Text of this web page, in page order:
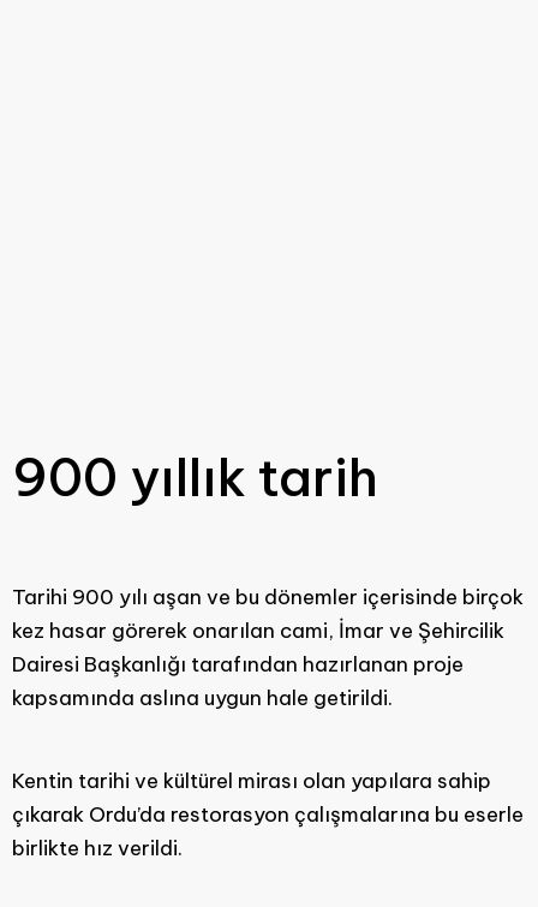
900 yıllık tarih
Tarihi 900 yılı aşan ve bu dönemler içerisinde birçok
kez hasar görerek onarılan cami, İmar ve Şehircilik
Dairesi Başkanlığı tarafından hazırlanan proje
kapsamında aslına uygun hale getirildi.
Kentin tarihi ve kültürel mirası olan yapılara sahip
çıkarak Ordu’da restorasyon çalışmalarına bu eserle
birlikte hız verildi.